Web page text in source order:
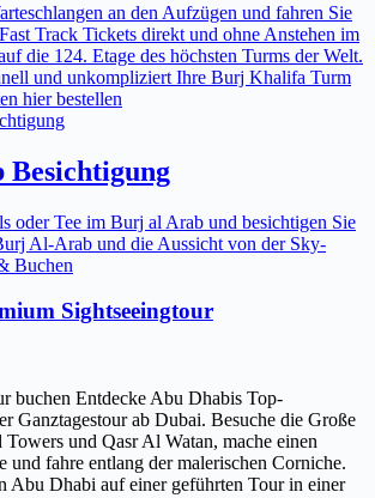
an den Aufzügen und fahren Sie
Track Tickets direkt und ohne Anstehen im
die 124. Etage des höchsten Turms der Welt.
und unkompliziert Ihre Burj Khalifa Turm
hier bestellen
oder Tee im Burj al Arab und besichtigen Sie
Al-Arab und die Aussicht von der Sky-
Buchen
Sightseeingtour
buchen Entdecke Abu Dhabis Top-
Ganztagestour ab Dubai. Besuche die Große
und Qasr Al Watan, mache einen
und fahre entlang der malerischen Corniche.
Abu Dhabi auf einer geführten Tour in einer